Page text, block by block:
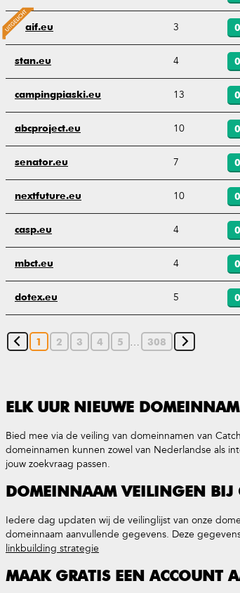
aif.eu 3 0
stan.eu 4 0
campingpiaski.eu 13 0
abcproject.eu 10 0
senator.eu 7 0
nextfuture.eu 10 0
casp.eu 4 0
mbct.eu 4 0
dotex.eu 5 0
1 2 3 4 5 … 308
ELK UUR NIEUWE
Bied mee via de veiling van domeinnamen van
domeinnamen kunnen zowel van Nederlandse als
jouw zoekvraag passen.
DOMEINNAAM VEILINGEN BIJ
Iedere dag updaten wij de veilinglijst van onze
domeinnaam aanvullende gegevens. Deze
linkbuilding strategie
MAAK GRATIS EEN ACCOUNT